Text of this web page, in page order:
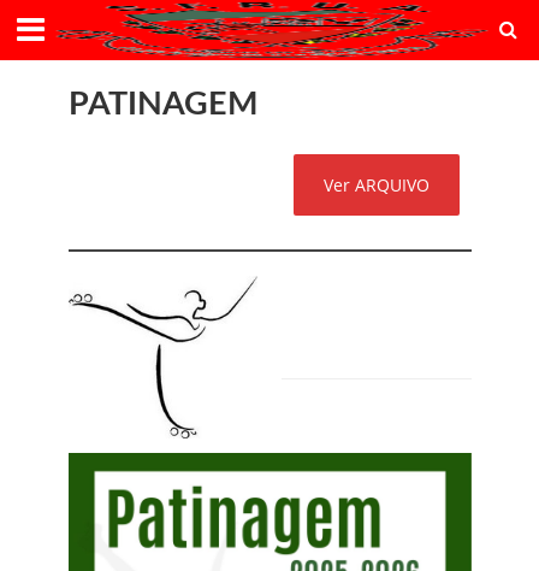
PATINAGEM
Ver ARQUIVO